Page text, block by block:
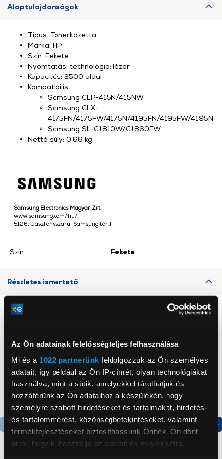
Az Ön adatainak felelősségteljes felhasználása
Mi és a 1022 partnerünk feldolgozzuk az Ön személyes
adatait, így például az Ön IP-címét, olyan technológiákat
használva, mint a sütik, amelyekkel tárolhatjuk és
hozzáférünk az Ön adataihoz a készülékén, hogy
személyre szabott hirdetéseket és tartalmakat, hirdetés-
és tartalommérést, közönségbetekintéseket, valamint
termékfejlesztéseket biztosíthassunk Önnek. Ön dönt
arról, hogy ki használja az adatait és milyen célra.
Alaptulajdonságok
Samsung Electronics Magyar Zrt.
www.samsung.com/hu/
5126, Jászfényszaru, Samsung tér 1
Szín Fekete
Típus: Tonerkazetta
Márka: HP
Szín: Fekete
Nyomtatási technológia: lézer
Kapacitás: 2500 oldal
Kompatibilis:
Samsung CLP-415N/415NW
Samsung CLX-
4175FN/4175FW/4175N/4195FN/4195FW/4195N
Samsung SL-C1810W/C1860FW
Nettó súly: 0,66 kg
Részletes ismertető
Termék adatlap